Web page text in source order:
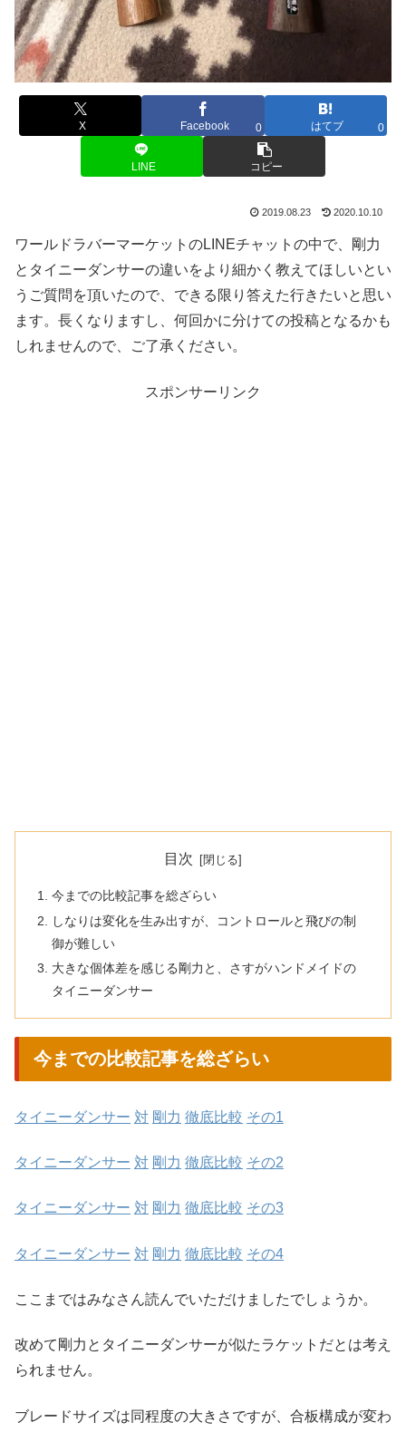
X Facebook 0 はてブ 0
LINE コピー
2019.08.23 2020.10.10
ワールドラバーマーケットのLINEチャットの中で、剛力
とタイニーダンサーの違いをより細かく教えてほしいとい
うご質問を頂いたので、できる限り答えた行きたいと思い
ます。長くなりますし、何回かに分けての投稿となるかも
しれませんので、ご了承ください。
スポンサーリンク
目次
今までの比較記事を総ざらい
しなりは変化を生み出すが、コントロールと飛びの制
御が難しい
大きな個体差を感じる剛力と、さすがハンドメイドの
タイニーダンサー
今までの比較記事を総ざらい
タイニーダンサー 対 剛力 徹底比較 その1
タイニーダンサー 対 剛力 徹底比較 その2
タイニーダンサー 対 剛力 徹底比較 その3
タイニーダンサー 対 剛力 徹底比較 その4
ここまではみなさん読んでいただけましたでしょうか。
改めて剛力とタイニーダンサーが似たラケットだとは考え
られません。
ブレードサイズは同程度の大きさですが、合板構成が変わ